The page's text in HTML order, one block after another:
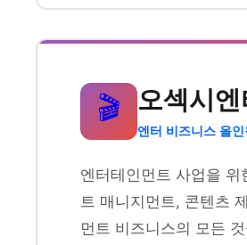
🎬 오섹시
엔터 비즈니스 올
엔터테인먼트 사업을
트 매니지먼트, 콘텐츠
먼트 비즈니스의 모든